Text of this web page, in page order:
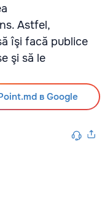
Astfel,
îşi facă publice
şi să le
в Google